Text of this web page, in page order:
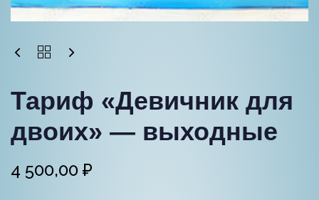
Тариф «Девичник для
двоих» — выходные
4 500,00 ₽